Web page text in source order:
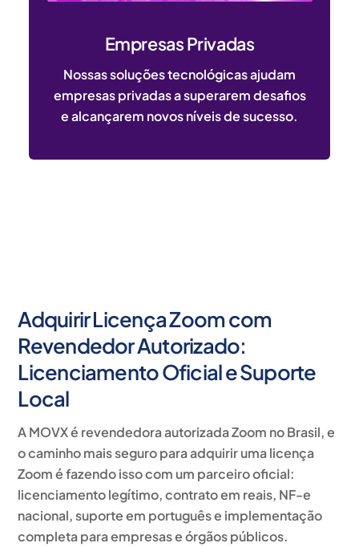
Empresas Privadas
Nossas soluções tecnológicas ajudam
empresas privadas a superarem desafios
e alcançarem novos níveis de sucesso.
Adquirir Licença Zoom com
Revendedor Autorizado:
Licenciamento Oficial e Suporte
Local
A MOVX é revendedora autorizada Zoom no Brasil, e
o caminho mais seguro para adquirir uma licença
Zoom é fazendo isso com um parceiro oficial:
licenciamento legítimo, contrato em reais, NF-e
nacional, suporte em português e implementação
completa para empresas e órgãos públicos.